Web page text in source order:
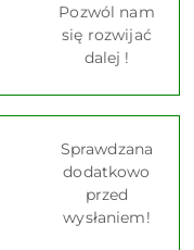
Pozwól nam
się rozwijać
dalej !
Sprawdzana
dodatkowo
przed
wysłaniem!